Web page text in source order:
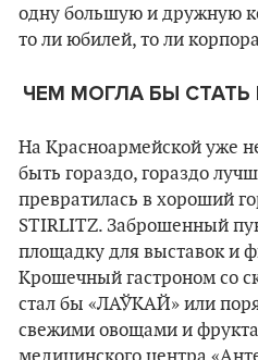
одну большую и дружную
то ли юбилей, то ли
ЧЕМ МОГЛА БЫ
На Красноармейской уже
быть гораздо, гораздо
превратилась в хороший
STIRLITZ. Заброшенный
площадку для выставок и
Крошечный гастроном со
стал бы «ЛАЎКАЙ» или
свежими овощами и